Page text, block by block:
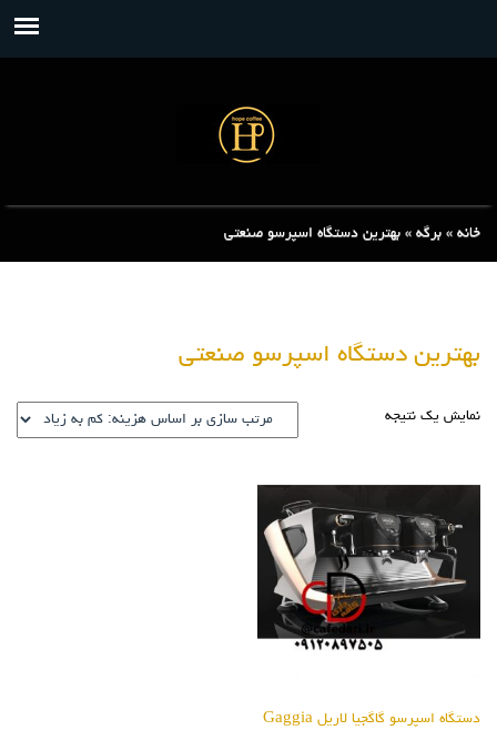
خانه » برگه » بهترین دستگاه اسپرسو صنعتی
بهترین دستگاه اسپرسو صنعتی
نمایش یک نتیجه
دستگاه اسپرسو گاگجیا لاریل Gaggia